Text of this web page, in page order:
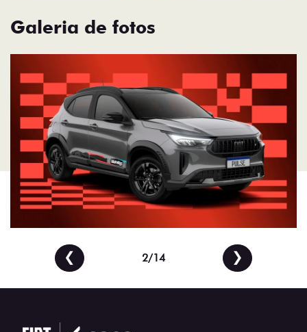
Galeria de fotos
❮ 2/14 ❯